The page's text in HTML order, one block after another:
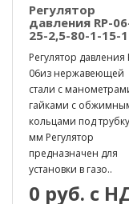
Регулятор
давления RP-
25-2,5-80-1-15-
Регулятор давления
06из нержавеющей
стали с
гайками с
кольцами под
мм Регулятор
предназначен для
установки в газо..
0 руб. с